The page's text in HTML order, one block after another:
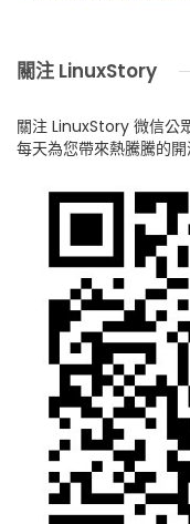
關注 LinuxStory
關注 LinuxStory 微信公
每天為您帶來熱騰騰的